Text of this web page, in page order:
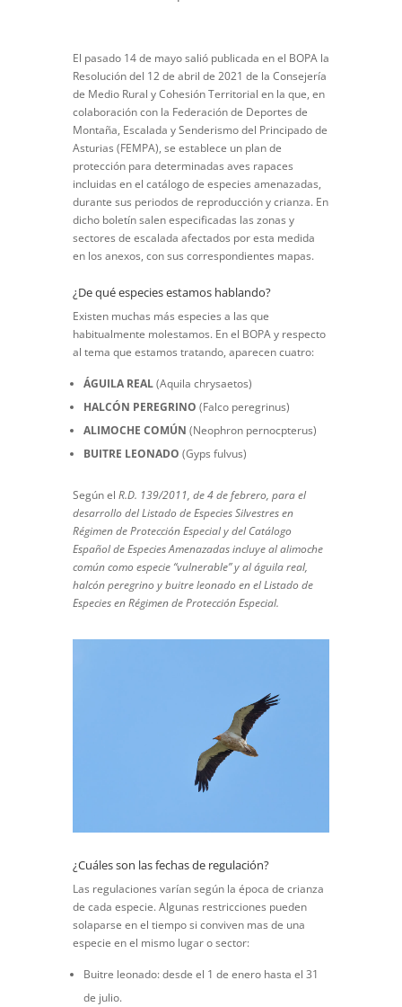
El pasado 14 de mayo salió publicada en el BOPA la
Resolución del 12 de abril de 2021 de la Consejería
de Medio Rural y Cohesión Territorial en la que, en
colaboración con la Federación de Deportes de
Montaña, Escalada y Senderismo del Principado de
Asturias (FEMPA), se establece un plan de
protección para determinadas aves rapaces
incluidas en el catálogo de especies amenazadas,
durante sus periodos de reproducción y crianza. En
dicho boletín salen especificadas las zonas y
sectores de escalada afectados por esta medida
en los anexos, con sus correspondientes mapas.
¿De qué especies estamos hablando?
Existen muchas más especies a las que
habitualmente molestamos. En el BOPA y respecto
al tema que estamos tratando, aparecen cuatro:
ÁGUILA REAL(Aquila chrysaetos)
HALCÓN PEREGRINO (Falco peregrinus)
ALIMOCHE COMÚN (Neophron pernocpterus)
BUITRE LEONADO (Gyps fulvus)
Según el R.D. 139/2011, de 4 de febrero, para el
desarrollo del Listado de Especies Silvestres en
Régimende Protección Especial y del Catálogo
Español de Especies Amenazadas incluye al alimoche
común como especie “vulnerable” y al águila real,
halcón peregrino y buitre leonado en el Listado de
Especies en Régimen de Protección Especial.
¿Cuáles son las fechas de regulación?
Las regulaciones varían según la época de crianza
de cada especie. Algunas restricciones pueden
solaparse en el tiempo si conviven mas de una
especie en el mismo lugar o sector:
Buitre leonado: desde el 1 de enero hasta el 31
de julio.